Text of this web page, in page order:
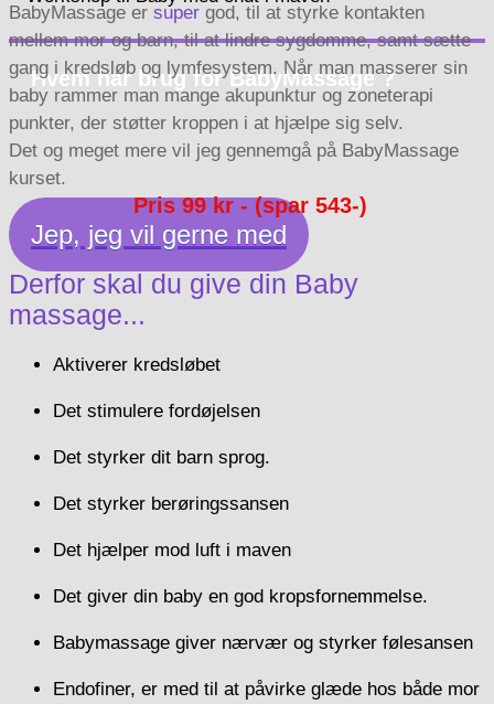
Hvem har brug for BabyMassage ?
BabyMassage er super god, til at styrke kontakten
mellem mor og barn, til at lindre sygdomme, samt sætte
gang i kredsløb og lymfesystem. Når man masserer sin
baby rammer man mange akupunktur og zoneterapi
punkter, der støtter kroppen i at hjælpe sig selv.
Det og meget mere vil jeg gennemgå på BabyMassage
kurset.
Pris 99 kr -(spar 543-)
Jep, jeg vil gerne med
Derfor skal du give din Baby
massage...
Aktiverer kredsløbet
Det stimulere fordøjelsen
Det styrker dit barn sprog.
Det styrker berøringssansen
Det hjælper mod luft i maven
Det giver din baby en god kropsfornemmelse.
Babymassage giver nærvær og styrker følesansen
Endofiner, er med til at påvirke glæde hos både mor